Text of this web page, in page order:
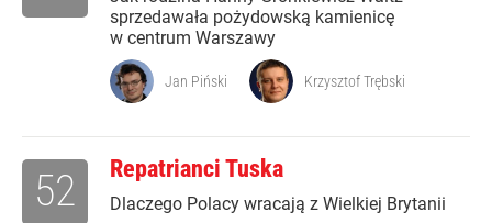
sprzedawała pożydowską kamienicę
w centrum Warszawy
Jan Piński Krzysztof Trębski
Repatrianci Tuska
Dlaczego Polacy wracają z Wielkiej Brytanii
52